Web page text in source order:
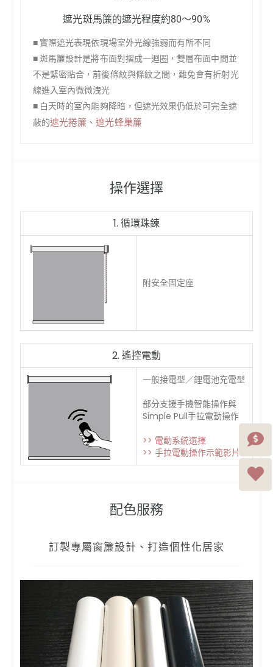
遮光斑馬簾的遮光程度約80～90%
■ 實際遮光表現依現場室外光線強弱而有所不同
■ 斑馬簾設計是將布面對摺成一迴圈，雙層布面中間並
不是緊密貼合，前後條紋與條紋之間，難免會有折射光
線進入室內微微洩光
■ 白天時的室內能夠降暗，但遮光效果仍低於可完全遮
蔽的遮光捲簾 、遮光蜂巢簾
操作選擇
1. 循環珠鍊
附安全固定座
2. 遙控電動
一般接電型／鋰電池充電型
部分支援手機智能操作與
Simple Pull手拉電動操作
>> 電動系統選擇
>> 手拉電動操作示範影片
配色服務
訂製專屬窗簾設計、打造個性化居家